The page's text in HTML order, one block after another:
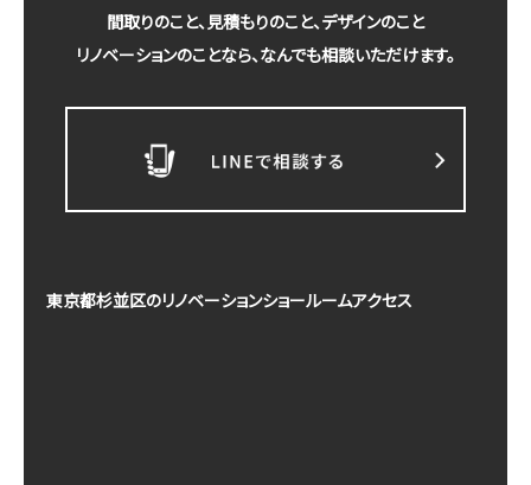
間取りのこと、見積もりのこと、デザインのこと
リノベーションのことなら、なんでも相談いただけます。
東京都杉並区のリノベーションショールームアクセス